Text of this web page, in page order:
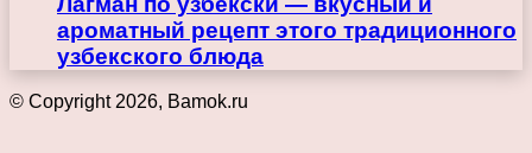
ароматный рецепт этого традиционного
узбекского блюда
© Copyright 2026, Bamok.ru